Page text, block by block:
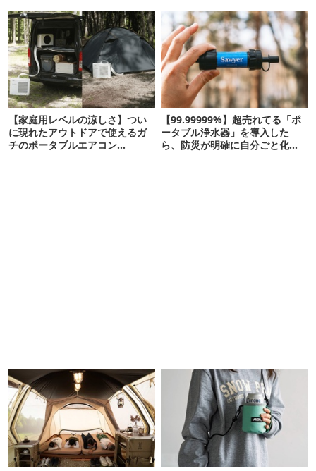
【家庭用レベルの涼しさ】つい
に現れたアウトドアで使えるガ
チのポータブルエアコン
【99.99999%】超売れてる「ポ
ータブル浄水器」を導入した
ら、防災が明確に自分ごと化し